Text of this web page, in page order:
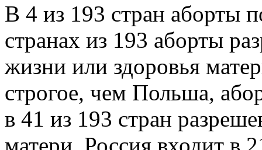
В 4 из 193 стран аборты
странах из 193 аборты
жизни или здоровья
строгое, чем Польша,
в 41 из 193 стран
матери. Россия входит в